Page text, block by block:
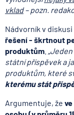
vklad– pozn.
Nádvorník v
řešení - škrtnout
produktům
státní příspěvek a
produktům, které
kterému stát
Argumentuje, že